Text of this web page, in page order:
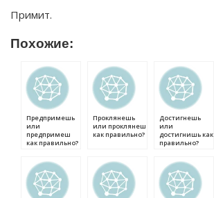
Примит.
Похожие:
Предпримешь
или
предпримеш
как правильно?
Проклянешь
или проклянеш
как правильно?
Достигнешь
или
достигнишь как
правильно?